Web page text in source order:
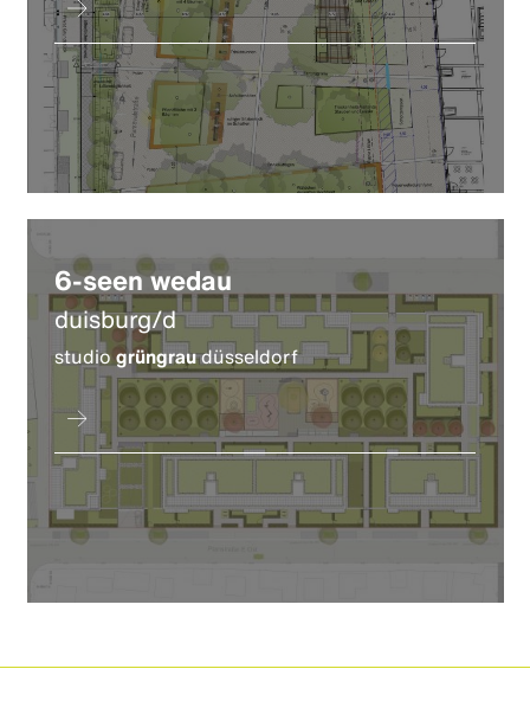
6-seen wedau
duisburg/d
studiogrüngraudüsseldorf